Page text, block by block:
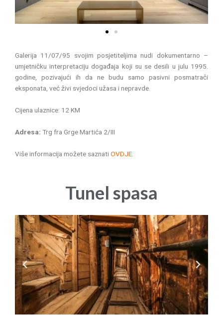
v
i
s
t
Galerija 11/07/95 svojim posjetiteljima nudi dokumentarno –
umjetničku interpretaciju događaja koji su se desili u julu 1995.
godine, pozivajući ih da ne budu samo pasivni posmatrači
eksponata, već živi svjedoci užasa i nepravde.
Cijena ulaznice: 12 KM
Adresa: Trg fra Grge Martića 2/III
Više informacija možete saznatiOVDJE
Tunel spasa
P
r
e
v
i
N
e
x
t